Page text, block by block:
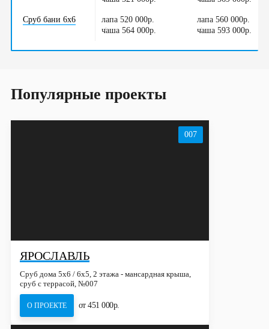
Сруб бани 6х6
лапа 520 000р.
/
чаша 564 000р.
лапа 560 000р.
/
чаша 593 000р.
Популярные проекты
007
ЯРОСЛАВЛЬ
Сруб дома 5х6 / 6x5, 2 этажа - мансардная крыша,
сруб с террасой, №007
О ПРОЕКТЕ от 451 000р.